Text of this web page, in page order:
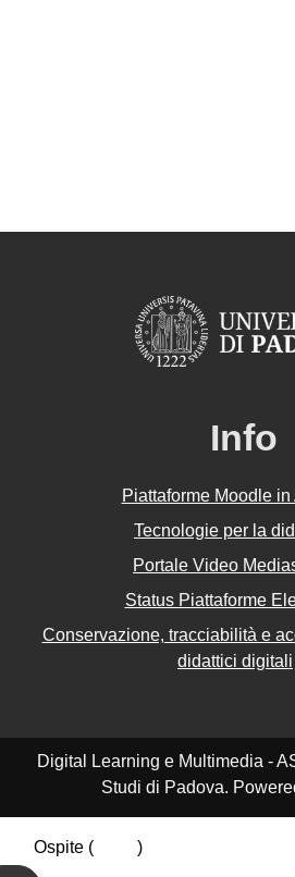
Info
Piattaforme Moodle in
Tecnologie per la
Portale Video
Status Piattaforme
Conservazione, tracciabilità e
didattici digitali
Digital Learning e Multimedia -
Studi di Padova.
Ospite (
)
Riepilogo della conservazione dei